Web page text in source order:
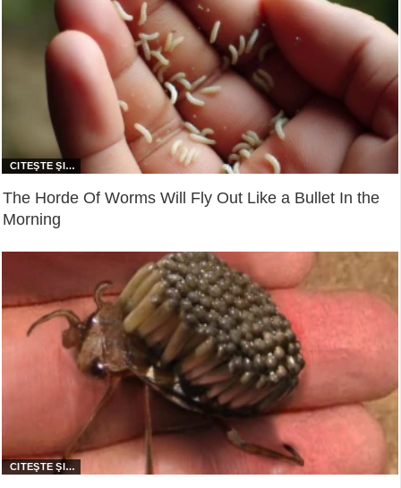
The Horde Of Worms Will Fly Out Like a Bullet In the
Morning